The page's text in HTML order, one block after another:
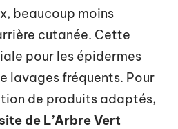
beaucoup moins
cutanée. Cette
pour les épidermes
lavages fréquents. Pour
de produits adaptés,
de L’Arbre Vert